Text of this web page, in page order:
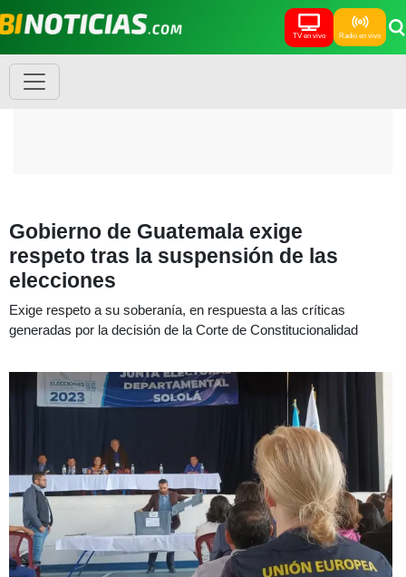
TV en vivo Radio en vivo
Gobierno de Guatemala exige
respeto tras la suspensión de las
elecciones
Exige respeto a su soberanía, en respuesta a las críticas
generadas por la decisión de la Corte de Constitucionalidad